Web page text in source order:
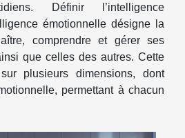
Définir l’intelligence
émotionnelle désigne la
comprendre et gérer ses
que celles des autres. Cette
plusieurs dimensions, dont
permettant à chacun